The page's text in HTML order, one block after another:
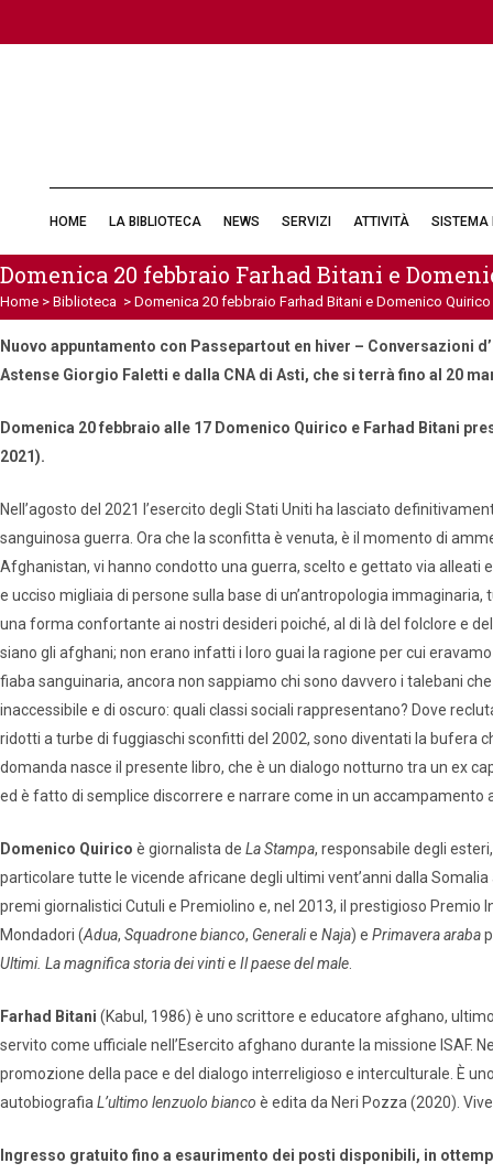
HOME LA BIBLIOTECA NEWS SERVIZI ATTIVITÀ SISTEMA
Domenica 20 febbraio Farhad Bitani e
Home > Biblioteca > Domenica 20 febbraio Farhad Bitani e Domenico
14 Feb 2022
Domenica 20 febbraio Farhad
a Passepartout en hiver
Nuovo appuntamento con Passepartout en hiver – Conversazioni
Astense Giorgio Faletti e dalla CNA di Asti, che si terrà fino al 20
Domenica 20 febbraio alle 17 Domenico Quirico e Farhad Bitani
2021).
Nell’agosto del 2021 l’esercito degli Stati Uniti ha lasciato
sanguinosa guerra. Ora che la sconfitta è venuta, è il momento di
Afghanistan, vi hanno condotto una guerra, scelto e gettato via alleati
e ucciso migliaia di persone sulla base di un’antropologia
una forma confortante ai nostri desideri poiché, al di là del folclore e
siano gli afghani; non erano infatti i loro guai la ragione per cui
fiaba sanguinaria, ancora non sappiamo chi sono davvero i talebani
inaccessibile e di oscuro: quali classi sociali rappresentano? Dove
ridotti a turbe di fuggiaschi sconfitti del 2002, sono diventati la bufera
domanda nasce il presente libro, che è un dialogo notturno tra un ex
ed è fatto di semplice discorrere e narrare come in un
Domenico Quirico è giornalista de La Stampa, responsabile degli
particolare tutte le vicende africane degli ultimi vent’anni dalla
premi giornalistici Cutuli e Premiolino e, nel 2013, il prestigioso
Mondadori (Adua, Squadrone bianco, Generalie Naja) e Primavera araba
Ultimi. La magnifica storia dei vintie Il paese del male
Farhad Bitani (Kabul, 1986) è uno scrittore e educatore afghano,
servito come ufficiale nell’Esercito afghano durante la missione ISAF.
promozione della pace e del dialogo interreligioso e interculturale. È
autobiografia L’ultimo lenzuolo bianco è edita da Neri Pozza (2020).
Ingresso gratuito fino a esaurimento dei posti disponibili, in